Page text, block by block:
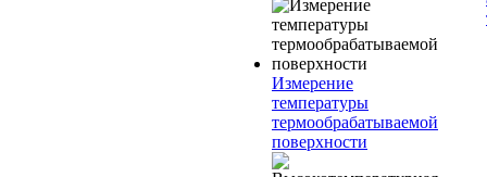
Измерение
температуры
термообрабатываемой
поверхности